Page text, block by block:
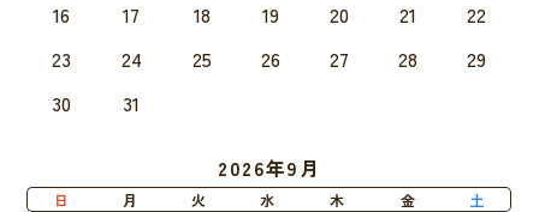
16
17 18 19 20 21
22
23
24 25 26 27 28
29
30
31
2026年9月
日 月 火 水 木 金 土